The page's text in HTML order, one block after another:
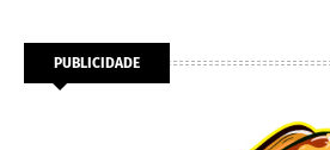
PUBLICIDADE